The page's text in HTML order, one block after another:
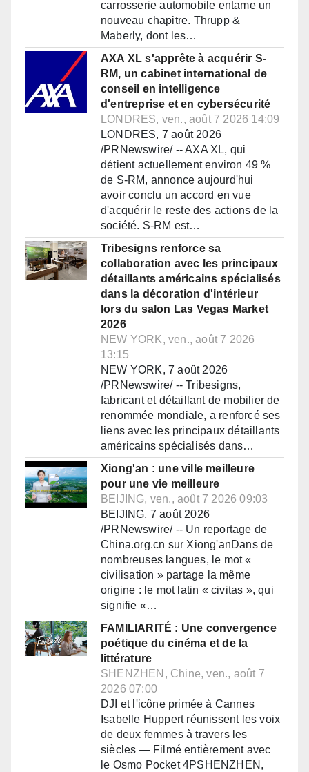
carrosserie automobile entame un
nouveau chapitre. Thrupp &
Maberly, dont les…
AXA XL s'apprête à acquérir S-
RM, un cabinet international de
conseil en intelligence
d'entreprise et en cybersécurité
LONDRES, ven., août 7 2026 14:09
LONDRES, 7 août 2026
/PRNewswire/ -- AXA XL, qui
détient actuellement environ 49 %
de S-RM, annonce aujourd'hui
avoir conclu un accord en vue
d'acquérir le reste des actions de la
société. S-RM est…
Tribesigns renforce sa
collaboration avec les principaux
détaillants américains spécialisés
dans la décoration d'intérieur
lors du salon Las Vegas Market
2026
NEW YORK, ven., août 7 2026
13:15
NEW YORK, 7 août 2026
/PRNewswire/ -- Tribesigns,
fabricant et détaillant de mobilier de
renommée mondiale, a renforcé ses
liens avec les principaux détaillants
américains spécialisés dans…
Xiong'an : une ville meilleure
pour une vie meilleure
BEIJING, ven., août 7 2026 09:03
BEIJING, 7 août 2026
/PRNewswire/ -- Un reportage de
China.org.cn sur Xiong'anDans de
nombreuses langues, le mot «
civilisation » partage la même
origine : le mot latin « civitas », qui
signifie «…
FAMILIARITÉ : Une convergence
poétique du cinéma et de la
littérature
SHENZHEN, Chine, ven., août 7
2026 07:00
DJI et l'icône primée à Cannes
Isabelle Huppert réunissent les voix
de deux femmes à travers les
siècles — Filmé entièrement avec
le Osmo Pocket 4PSHENZHEN,